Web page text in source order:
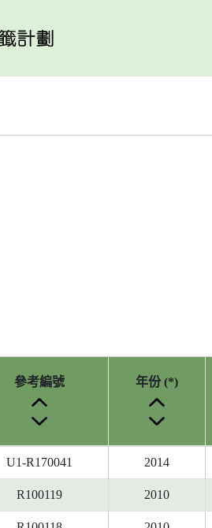
參考編號 年份 (*)
U1-R170041 2014
R100119 2010